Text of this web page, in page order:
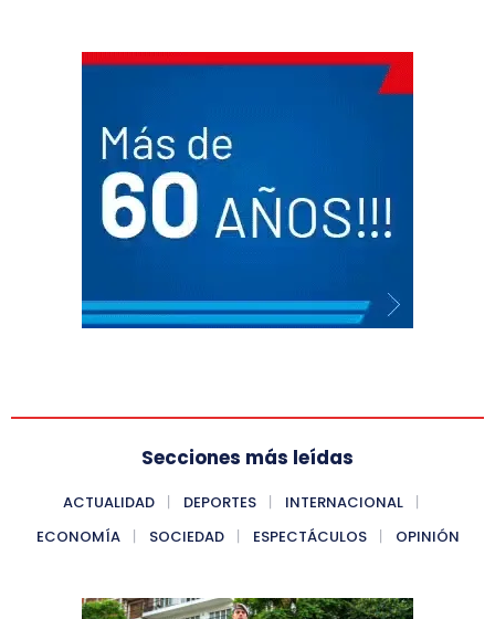
Secciones más leídas
ACTUALIDAD DEPORTES
INTERNACIONAL
ECONOMÍA
SOCIEDAD ESPECTÁCULOS OPINIÓN